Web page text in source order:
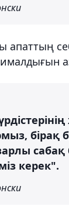
бірақ
керек".